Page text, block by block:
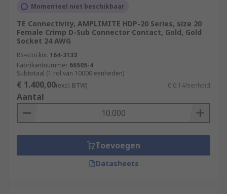
Momenteel niet beschikbaar
TE Connectivity, AMPLIMITE HDP-20 Series, size 20
Female Crimp D-Sub Connector Contact, Gold, Gold
Socket 24 AWG
RS-stocknr. 164-3133
Fabrikantnummer 66505-4
Subtotaal (1 rol van 10000 eenheden)
€ 1.400,00(excl. BTW) € 0,14/eenheid
Aantal
Toevoegen
Datasheets